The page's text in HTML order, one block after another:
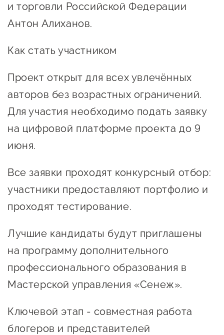
и торговли Российской Федерации
Антон Алиханов.
Как стать участником
Проект открыт для всех увлечённых
авторов без возрастных ограничений.
Для участия необходимо подать заявку
на цифровой платформе проекта до 9
июня.
Все заявки проходят конкурсный отбор:
участники предоставляют портфолио и
проходят тестирование.
Лучшие кандидаты будут приглашены
на программу дополнительного
профессионального образования в
Мастерской управления «Сенеж».
Ключевой этап - совместная работа
блогеров и представителей